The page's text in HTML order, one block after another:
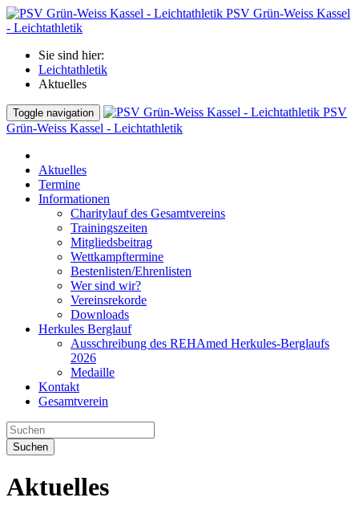
PSV Grün-Weiss Kassel
- Leichtathletik
Sie sind hier:
Leichtathletik
Aktuelles
Toggle navigation
PSV
Grün-Weiss Kassel - Leichtathletik
Aktuelles
Termine
Informationen
Charitylauf des Gesamtvereins
Trainingszeiten
Mitgliedsbeitrag
Wettkampftermine
Bestenlisten/Ehrenlisten
Wer sind wir?
Vereinsrekorde
Downloads
Herkules Berglauf
Ausschreibung des REHAmed Herkules-Berglaufs
2026
Medaille
Kontakt
Gesamtverein
Suchen
Aktuelles